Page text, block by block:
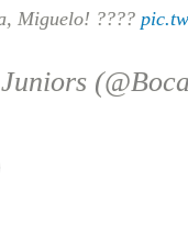
Miguelo! ????